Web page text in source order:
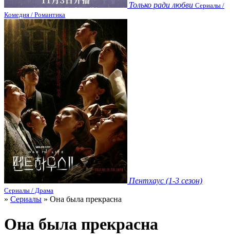
Только ради любви Сериалы /
Комедия / Романтика
Пентхаус (1-3 сезон)
Сериалы / Драма
» Сериалы » Она была прекрасна
Она была прекрасна